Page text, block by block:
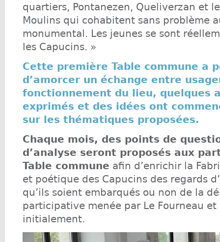
quartiers, Pontanezen, Queliverzan et
Moulins qui cohabitent sans problème
monumental. Les jeunes se sont
les Capucins. »
Cette première Table commune a
d’amorcer un échange entre
fonctionnement du lieu, quelques
exprimés et des idées ont
sur les thématiques proposées.
Chaque mois, des points de
d’analyse seront proposés aux
Table commune afin d’enrichir la
et poétique des Capucins des regards
qu’ils soient embarqués ou non de la
participative menée par Le Fourneau et
initialement.